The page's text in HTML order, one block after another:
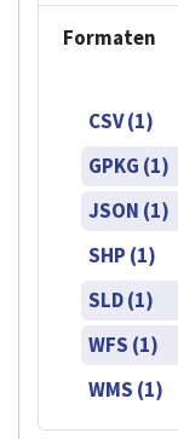
Formaten
CSV (1)
GPKG (1)
JSON (1)
SHP (1)
SLD (1)
WFS (1)
WMS (1)